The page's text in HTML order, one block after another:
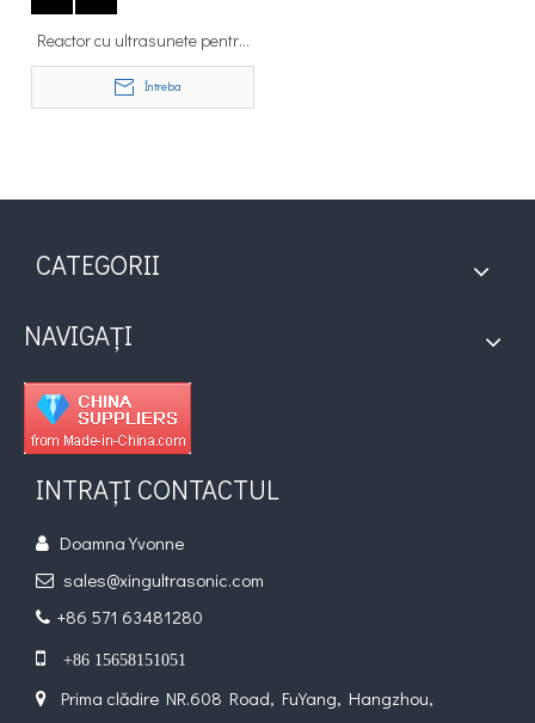
Reactor cu ultrasunete pentru
dispersia vopselei
Întreba
CATEGORII
NAVIGAȚI
INTRAȚI CONTACTUL
 Doamna Yvonne
 sales@xingultrasonic.com
 +86 571 63481280
 +86 15658151051

Prima clădire NR.608 Road, FuYang, Hangzhou,